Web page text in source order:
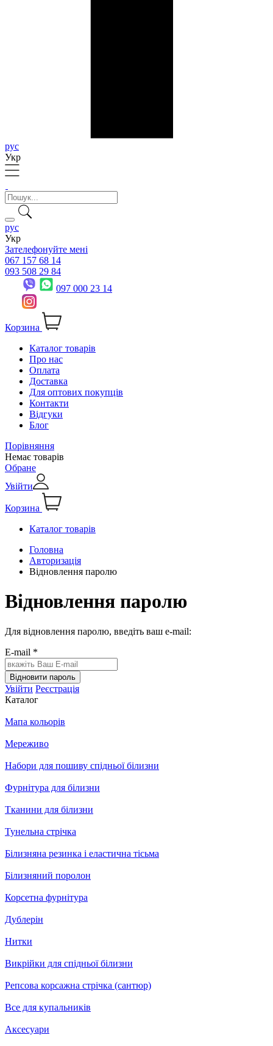
рус
Укр
рус
Укр
Зателефонуйте мені
067 157 68 14
093 508 29 84
097 000 23 14
Корзина
Каталог товарів
Про нас
Оплата
Доставка
Для оптових покупців
Контакти
Відгуки
Блог
Порівняння
Немає товарів
Обране
Увійти
Корзина
Каталог товарів
Головна
Авторизація
Відновлення паролю
Відновлення паролю
Для відновлення паролю, введіть ваш e-mail:
E-mail *
Відновити пароль
Увійти Реєстрація
Каталог
Мапа кольорів
Мереживо
Набори для пошиву спідньої білизни
Фурнітура для білизни
Тканини для білизни
Тунельна стрічка
Білизняна резинка і еластична тісьма
Білизняний поролон
Корсетна фурнітура
Дублерін
Нитки
Викрійки для спідньої білизни
Репсова корсажна стрічка (сантюр)
Все для купальників
Аксесуари